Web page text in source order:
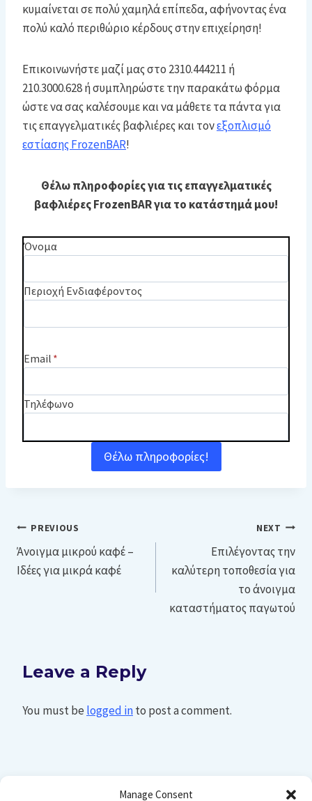
Manage Consent
κυμαίνεται σε πολύ χαμηλά επίπεδα, αφήνοντας ένα
πολύ καλό περιθώριο κέρδους στην επιχείρηση!
Επικοινωνήστε μαζί μας στο 2310.444211 ή
210.3000.628 ή συμπληρώστε την παρακάτω φόρμα
ώστε να σας καλέσουμε και να μάθετε τα πάντα για
τις επαγγελματικές βαφλιέρες και τονεξοπλισμό
εστίασης FrozenBAR!
Θέλω πληροφορίες για τις επαγγελματικές
βαφλιέρες FrozenBAR για το κατάστημά μου!
Όνομα
Περιοχή Ενδιαφέροντος
Email *
Τηλέφωνο
Θέλω πληροφορίες!
Post
navigation
PREVIOUS
Άνοιγμα μικρού καφέ –
Ιδέες για μικρά καφέ
NEXT
Επιλέγοντας την
καλύτερη τοποθεσία για
το άνοιγμα
καταστήματος παγωτού
Leave a Reply
You must be logged into post a comment.